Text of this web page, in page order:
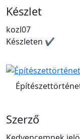
Készlet
kozl07
Készleten ✔
Szerző